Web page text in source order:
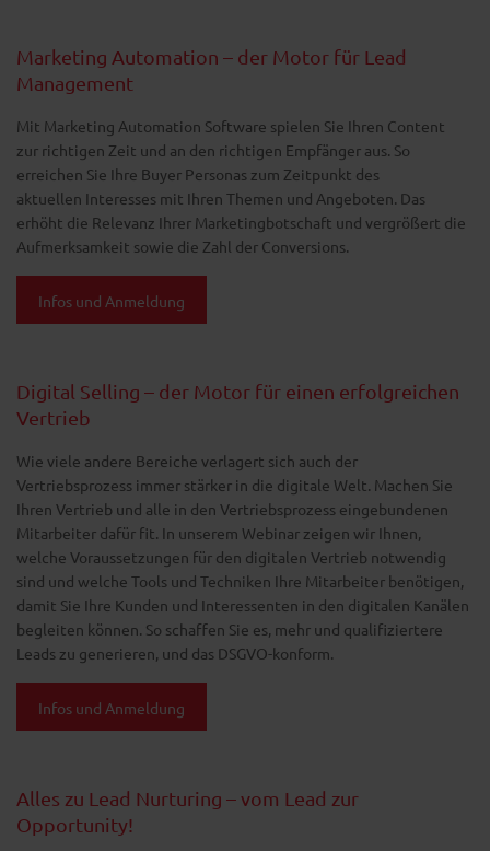
Marketing Automation – der Motor für Lead
Management
Mit Marketing Automation Software spielen Sie Ihren Content
zur richtigen Zeit und an den richtigen Empfänger aus. So
erreichen Sie Ihre Buyer Personas zum Zeitpunkt des
aktuellen Interesses mit Ihren Themen und Angeboten. Das
erhöht die Relevanz Ihrer Marketingbotschaft und vergrößert die
Aufmerksamkeit sowie die Zahl der Conversions.
Infos und Anmeldung
Digital Selling – der Motor für einen erfolgreichen
Vertrieb
Wie viele andere Bereiche verlagert sich auch der
Vertriebsprozess immer stärker in die digitale Welt. Machen Sie
Ihren Vertrieb und alle in den Vertriebsprozess eingebundenen
Mitarbeiter dafür fit. In unserem Webinar zeigen wir Ihnen,
welche Voraussetzungen für den digitalen Vertrieb notwendig
sind und welche Tools und Techniken Ihre Mitarbeiter benötigen,
damit Sie Ihre Kunden und Interessenten in den digitalen Kanälen
begleiten können. So schaffen Sie es, mehr und qualifiziertere
Leads zu generieren, und das DSGVO-konform.
Infos und Anmeldung
Alles zu Lead Nurturing – vom Lead zur
Opportunity!